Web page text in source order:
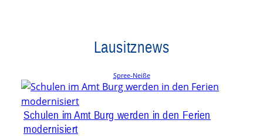
Lausitznews
Spree-Neiße
Schulen im Amt Burg werden in den Ferien
modernisiert